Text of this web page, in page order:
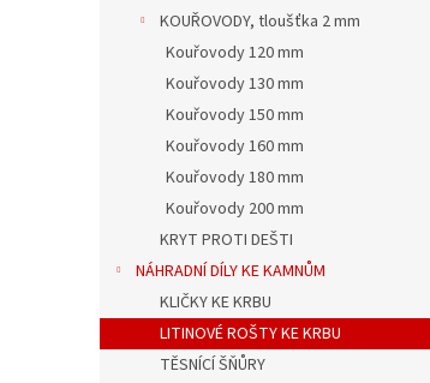
KOUŘOVODY, tloušťka 2 mm
Kouřovody 120 mm
Kouřovody 130 mm
Kouřovody 150 mm
Kouřovody 160 mm
Kouřovody 180 mm
Kouřovody 200 mm
KRYT PROTI DEŠTI
NÁHRADNÍ DÍLY KE KAMNŮM
KLIČKY KE KRBU
LITINOVÉ ROŠTY KE KRBU
TĚSNÍCÍ ŠŇŮRY